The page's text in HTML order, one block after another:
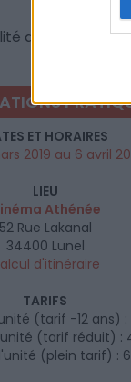
du
ET HORAIRES
2019 au 6 avril
LIEU
Athénée
52 Rue Lakanal
34400 Lunel
d'itinéraire
TARIFS
(tarif -12 ans)
(tarif réduit) :
(plein tarif) :